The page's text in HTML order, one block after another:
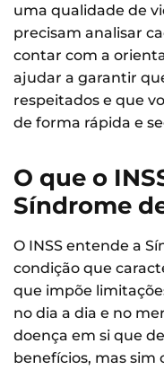
uma qualidade de
precisam analisar
contar com a
ajudar a garantir
respeitados e que
de forma rápida e
O que o
Síndrome
O INSS entende a
condição que
que impõe
no dia a dia e no
doença em si que
benefícios, mas sim